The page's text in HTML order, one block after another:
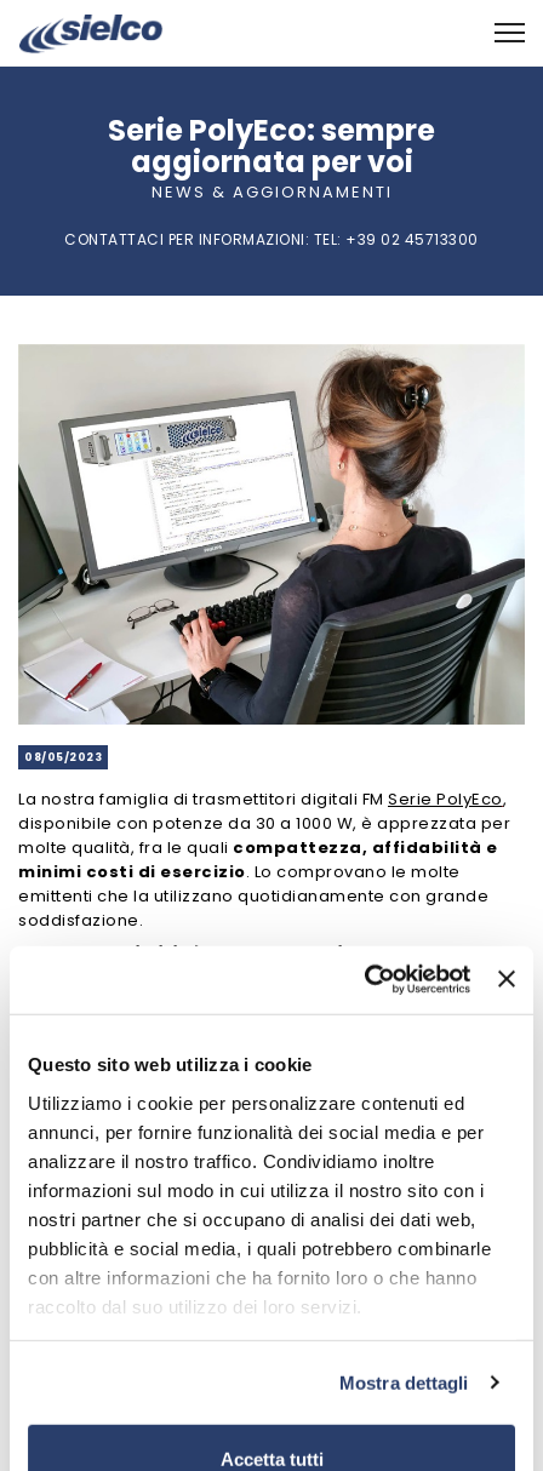
Questo sito web utilizza i cookie
Utilizziamo i cookie per personalizzare contenuti ed
annunci, per fornire funzionalità dei social media e per
analizzare il nostro traffico. Condividiamo inoltre
informazioni sul modo in cui utilizza il nostro sito con i
nostri partner che si occupano di analisi dei dati web,
pubblicità e social media, i quali potrebbero combinarle
con altre informazioni che ha fornito loro o che hanno
raccolto dal suo utilizzo dei loro servizi.
Mostra dettagli
Accetta tutti
Serie PolyEco: sempre
aggiornata per voi
NEWS & AGGIORNAMENTI
CONTATTACI PER INFORMAZIONI: TEL: +39 02 45713300
08/05/2023
La nostra famiglia di trasmettitori digitali FM Serie PolyEco,
disponibile con potenze da 30 a 1000 W, è apprezzata per
molte qualità, fra le quali compattezza, affidabilità e
minimi costi di esercizio. Lo comprovano le molte
emittenti che la utilizzano quotidianamente con grande
soddisfazione.
Una flessibilità senza pari
Ma non è tutto: la sua estrema flessibilità ci consente di
con l’esperienza del nostro team di sviluppo, può
integrare su richiesta nuove funzioni o modificare
quelle già presenti . Questo rende laSerie PolyEco
sempre attuale e al passo con i tempi. Un grado di
personalizzazione senza precedenti che fa invecchiare di
colpo molti prodotti della concorrenza.
automatica della potenza in determinati giorni e
con la possibilità di farlo anche a cavallo fra un